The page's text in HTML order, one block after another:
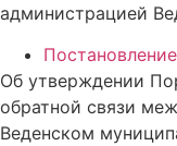
администрацией
Об утверждении
обратной связи
Веденском